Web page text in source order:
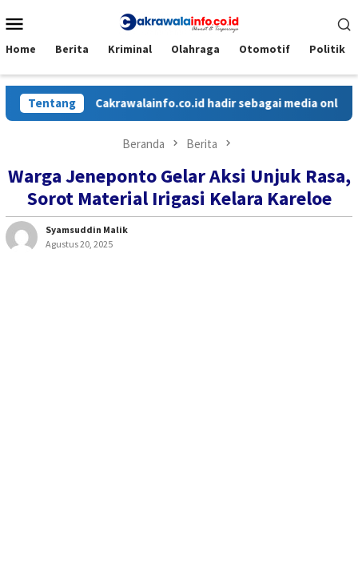
ke
Mobile
Home Berita Kriminal Olahraga Otomotif Politik
TentangCakrawalainfo.co.id hadir sebagai media online
Beranda Berita
Warga Jeneponto Gelar Aksi Unjuk Rasa,
Sorot Material Irigasi Kelara Kareloe
Syamsuddin Malik
Agustus 20, 2025